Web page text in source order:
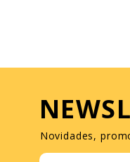
Novidades,